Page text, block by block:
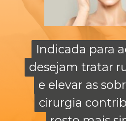
Indicada para
desejam tratar
e elevar as
cirurgia
Indicada para
desejam tratar
e elevar as
cirurgia